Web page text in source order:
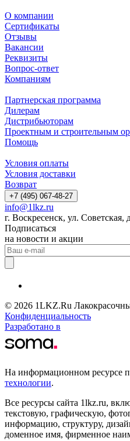
О компании
Сертификаты
Отзывы
Вакансии
Реквизиты
Вопрос-ответ
Компаниям
Партнерская программа
Дилерам
Дистрибьюторам
Проектным и строительным
Помощь
Условия оплаты
Условия доставки
Возврат
+7 (495) 067-48-27
info@1lkz.ru
г. Воскресенск, ул. Советская,
Подписаться
на новости и акции
© 2026 1LKZ.Ru
Конфиденциальность
Разработано в
На информационном ресурсе
технологии.
Все ресурсы сайта 1lkz.ru,
текстовую, графическую,
информацию, структуру,
доменное имя, фирменное